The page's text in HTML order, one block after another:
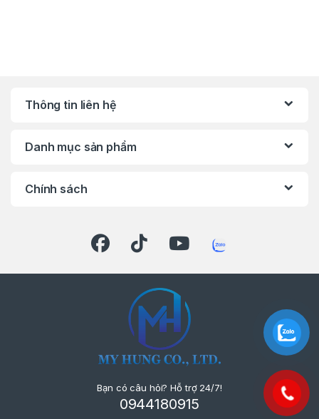
Thông tin liên hệ
Danh mục sản phẩm
Chính sách
Bạn có câu hỏi? Hỗ trợ 24/7!
0944180915